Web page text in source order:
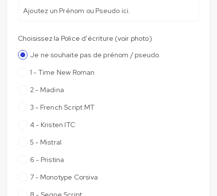
Choisissez la Police d'écriture (voir photo)
Je ne souhaite pas de prénom / pseudo.
1 - Time New Roman
2 - Madina
3 - French Script MT
4 - Kristen ITC
5 - Mistral
6 - Pristina
7 - Monotype Corsiva